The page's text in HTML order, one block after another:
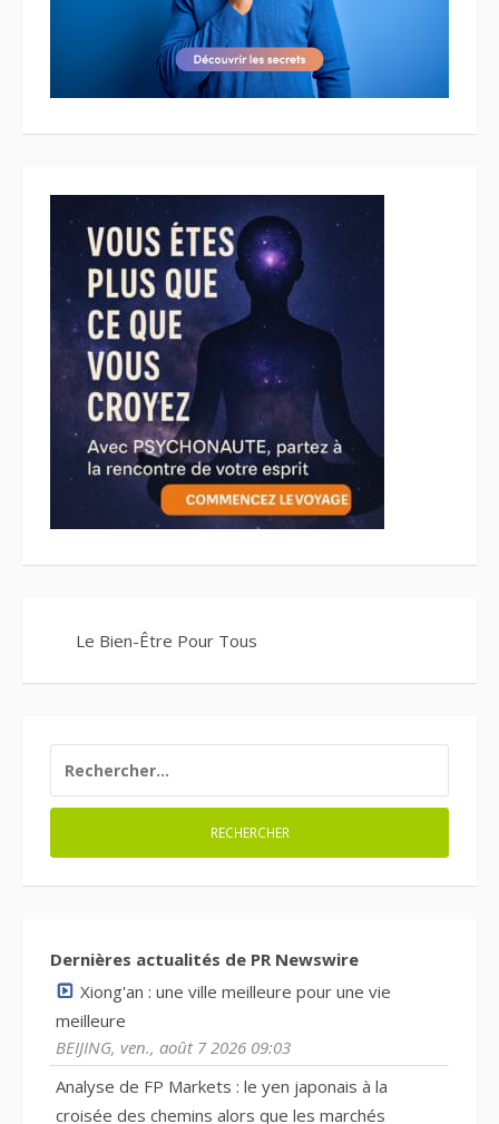
Le Bien-Être Pour Tous
Dernières actualités de PR Newswire
Xiong'an : une ville meilleure pour une vie
meilleure
BEIJING, ven., août 7 2026 09:03
Analyse de FP Markets : le yen japonais à la
croisée des chemins alors que les marchés